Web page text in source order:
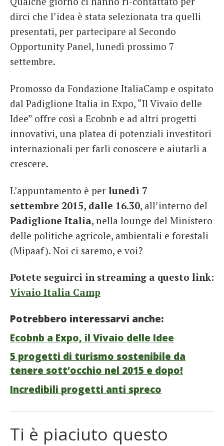
dirci che l’idea è stata selezionata tra quelli
presentati, per partecipare al Secondo
Opportunity Panel, lunedì prossimo 7
settembre.
Promosso da Fondazione ItaliaCamp e ospitato
dal Padiglione Italia in Expo, “Il Vivaio delle
Idee” offre così a Ecobnb e ad altri progetti
innovativi, una platea di potenziali investitori
internazionali per farli conoscere e aiutarli a
crescere.
L’appuntamento è per lunedì 7
settembre 2015, dalle 16.30, all’interno del
Padiglione Italia, nella lounge del Ministero
delle politiche agricole, ambientali e forestali
(Mipaaf). Noi ci saremo, e voi?
Potete seguirci in streaming a questo link:
Vivaio Italia Camp
Potrebbero interessarvi anche:
Ecobnb a Expo, il Vivaio delle Idee
5 progetti di turismo sostenibile da
tenere sott’occhio nel 2015 e dopo!
Incredibili progetti anti spreco
Ti è piaciuto questo